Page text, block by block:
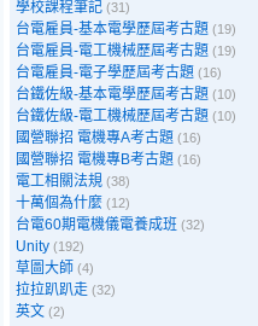
學校課程筆記 (31)
台電雇員-基本電學歷屆考古題 (19)
台電雇員-電工機械歷屆考古題 (19)
台電雇員-電子學歷屆考古題 (16)
台鐵佐級-基本電學歷屆考古題 (10)
台鐵佐級-電工機械歷屆考古題 (10)
國營聯招 電機專A考古題 (16)
國營聯招 電機專B考古題 (16)
電工相關法規 (38)
十萬個為什麼 (12)
台電60期電機儀電養成班 (32)
Unity (192)
草圖大師 (4)
拉拉趴趴走 (32)
英文 (2)